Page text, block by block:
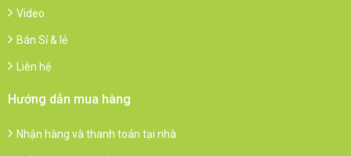
Video
Bán Sỉ & lẻ
Liên hệ
Hướng dẫn mua hàng
Nhận hàng và thanh toán tại nhà